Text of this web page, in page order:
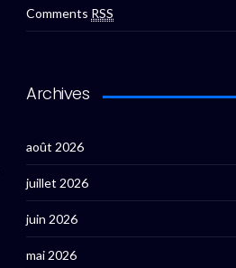
Comments RSS
Archives
août 2026
juillet 2026
juin 2026
mai 2026